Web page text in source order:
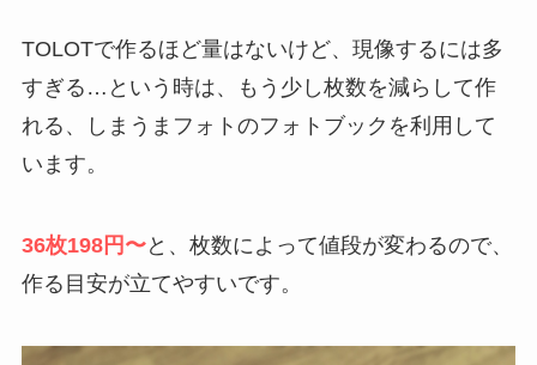
TOLOTで作るほど量はないけど、現像するには多
すぎる…という時は、もう少し枚数を減らして作
れる、しまうまフォトのフォトブックを利用して
います。
36枚198円〜と、枚数によって値段が変わるので、
作る目安が立てやすいです。